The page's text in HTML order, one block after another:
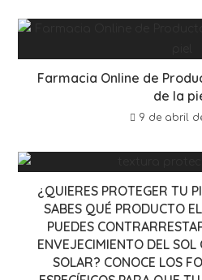
Farmacia Online de
de la
9 de abril
¿QUIERES PROTEGER TU
SABES QUÉ PRODUCTO
PUEDES
ENVEJECIMIENTO DEL SOL
SOLAR? CONOCE LOS